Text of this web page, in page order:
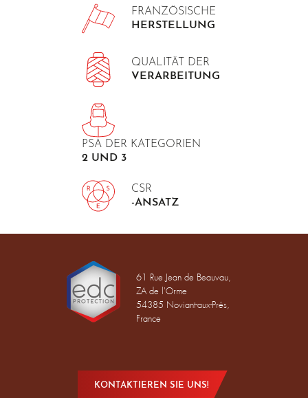
FRANZÖSISCHE
HERSTELLUNG
QUALITÄT DER
VERARBEITUNG
PSA DER KATEGORIEN
2 UND 3
CSR
-ANSATZ
61 Rue Jean de Beauvau,
ZA de l'Orme
54385 Noviant-aux-Prés,
France
KONTAKTIEREN SIE UNS!